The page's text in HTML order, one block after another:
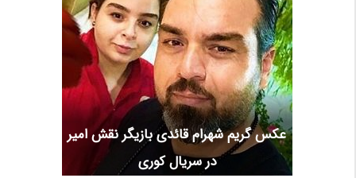
عکس گریم شهرام قائدی بازیگر نقش امیر
در سریال کوری